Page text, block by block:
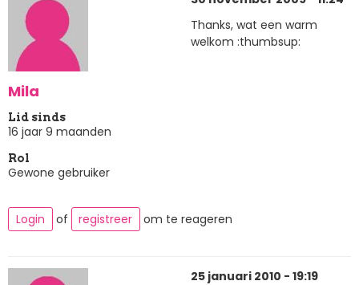
Mila
Lid sinds
16 jaar 9 maanden
Rol
Gewone gebruiker
Thanks, wat een warm
welkom :thumbsup:
Login of registreer om te reageren
25 januari 2010 - 19:19